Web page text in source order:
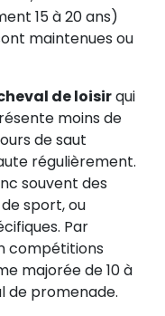
15 à 20 ans)
maintenues ou
de loisirqui
moins de
de saut
régulièrement.
souvent des
sport, ou
Par
compétitions
majorée de 10 à
de promenade.